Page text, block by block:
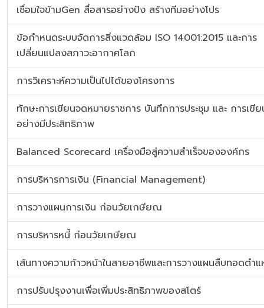
เชื่อมใจข้ามGen สื่อสารอย่างปัง สร้างทีมอย่างโปร
ข้อกำหนดระบบจัดการสิ่งแวดล้อม ISO 14001:2015 และการ
เปลี่ยนแปลงสภาวะอากาศโลก
การวิเคราะห์ความเป็นไปได้ของโครงการ
ทักษะการเขียนจดหมายราชการ บันทึกการประชุม และ การเขี
อย่างมีประสิทธิภาพ
Balanced Scorecard เครื่องมือสู่ความสำเร็จขององค์กร
การบริหารการเงิน (Financial Management)
การวางแผนการเงิน ก่อนวัยเกษียณ
การบริหารหนี้ ก่อนวัยเกษียณ
เส้นทางความก้าวหน้าในสายอาชีพและการวางแผนสืบทอดตำ
การปรับปรุงงานเพื่อเพิ่มประสิทธิภาพของสโตร์